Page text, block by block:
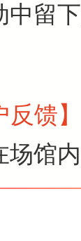
中留
反馈】
场馆